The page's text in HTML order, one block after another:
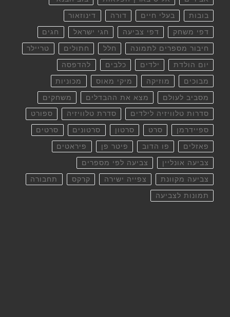
בובות בעלי חיים דורה דינוזאור
דפי משחק דפי צביעה חגי ישראל חגים
חיבור מספרים לתמונה חלל חתולים טריילר
יום הולדת ילדים כלבים להדפסה
מבוכים מוזיקה מיקי מאוס מכוניות
מסביב לעולם מצא את ההבדלים משחקים
סדרות טלוויזיה לילדים סדרת טלוויזיה ספורט
ספיידרמן סרט סרטון סרטונים סרטים
פאזלים פו הדוב פיטר פן פיראטים
צביעה אונליין צביעה לפי מספרים
צביעה מקוונת צפייה ישירה קרקס תחבורה
תמונות לצביעה